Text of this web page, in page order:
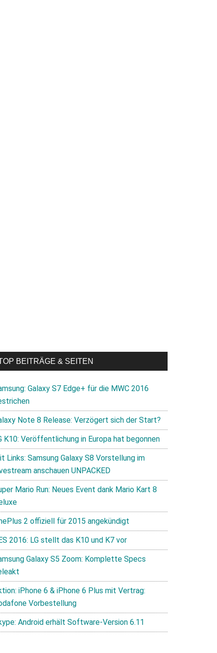
BEITRÄGE & SEITEN
Galaxy S7 Edge+ für die MWC 2016
Note 8 Release: Verzögert sich der Start?
K10: Veröffentlichung in Europa hat begonnen
Links: Samsung Galaxy S8 Vorstellung im
anschauen UNPACKED
Mario Run: Neues Event dank Mario Kart 8
2 offiziell für 2015 angekündigt
2016: LG stellt das K10 und K7 vor
Galaxy S5 Zoom: Komplette Specs
iPhone 6 & iPhone 6 Plus mit Vertrag:
Vorbestellung
Android erhält Software-Version 6.11